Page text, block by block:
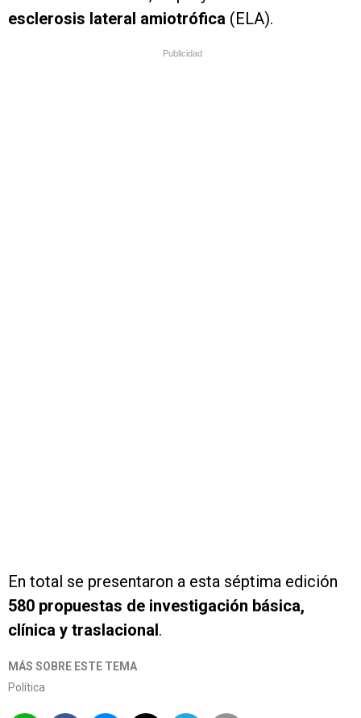
esclerosis lateral amiotrófica (ELA).
Publicidad
En total se presentaron a esta séptima edición
580 propuestas de investigación básica,
clínica y traslacional.
MÁS SOBRE ESTE TEMA
Política